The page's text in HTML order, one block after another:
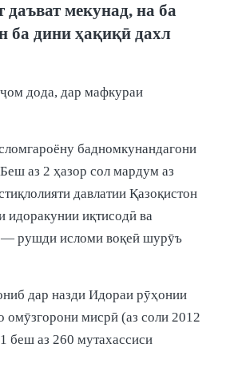
мекунад, на ба
ба дини ҳақиқӣ дахл
дода, дар мафкураи
бадномкунандагони
аз 2 ҳазор сол мардум аз
давлатии Қазоқистон
идоракунии иқтисодӣ ва
— рушди исломи воқеӣ шурӯъ
дар назди Идораи рӯҳонии
мисрӣ (аз соли 2012
беш аз 260 мутахассиси